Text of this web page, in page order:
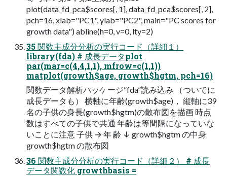
plot(data_fd_pca$scores[, 1], data_fd_pca$scores[, 2],
pch=16, xlab="PC1", ylab="PC2", main="PC scores for
growth data") abline(h=0, v=0, lty=2)
35 関数主成分分析の実行コード（詳細１）
library(fda) # 成長データplot
par(mar=c(4,4,1,1), mfrow=c(1,1))
matplot(growth$age, growth$hgtm, pch=16)
関数データ解析パッケージ”fda”読み込み （ついでに
成長データも） 横軸に年齢(growth$age)， 縦軸に39
名の子供の身長(growth$hgtm)の散布図を描画 時点
数はすべての子供で共通 年齢は等間隔になっていな
いことに注意 子供 → 年 齢 ↓ growth$hgtm の中身
growth$hgtm の散布図
36 関数主成分分析の実行コード（詳細２） # 成長
データ関数化 growthbasis =